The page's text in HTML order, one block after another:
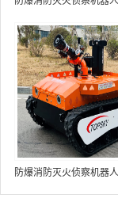
火焰）中型RXR-
代）
防爆消防灭火侦察机器
制+跟随功能+5G控制+